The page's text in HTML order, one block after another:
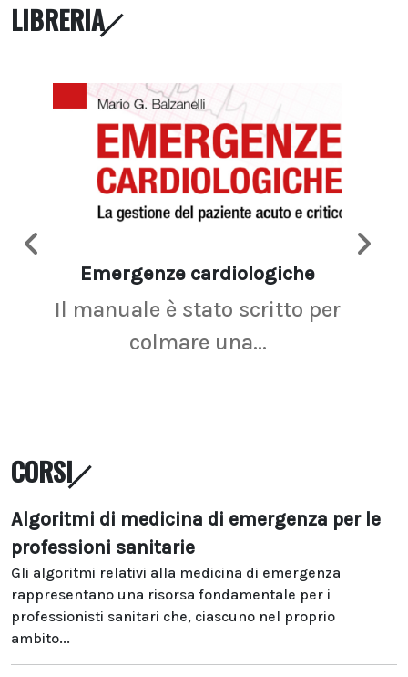
LIBRERIA
Emergenze cardiologiche
Il manuale è stato scritto per
colmare una...
CORSI
Algoritmi di medicina di emergenza per le
professioni sanitarie
Gli algoritmi relativi alla medicina di emergenza
rappresentano una risorsa fondamentale per i
professionisti sanitari che, ciascuno nel proprio
ambito...